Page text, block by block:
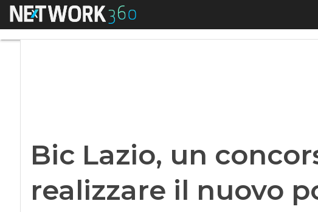
Menu
Bic Lazio, un
realizzare il nuovo